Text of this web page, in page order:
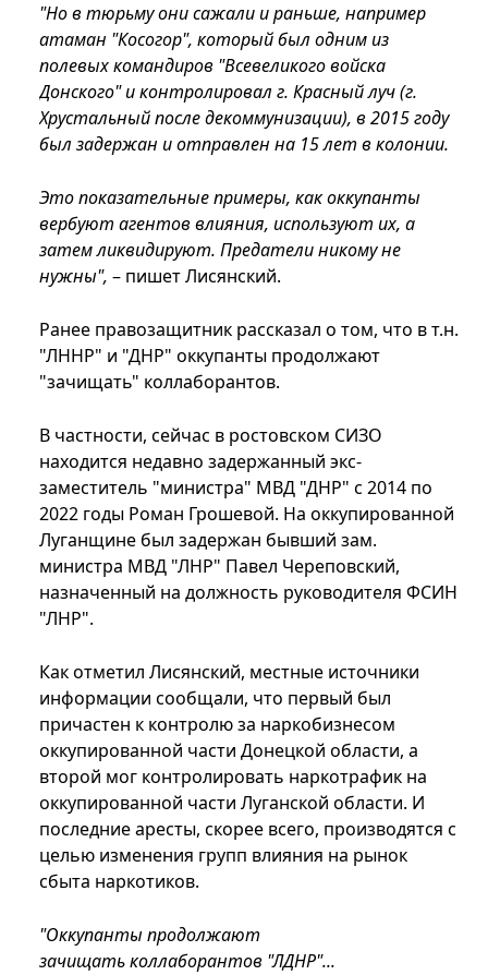
"Но в тюрьму они сажали и раньше, например
атаман "Косогор", который был одним из
полевых командиров "Всевеликого войска
Донского" и контролировал г. Красный луч (г.
Хрустальный после декоммунизации), в 2015 году
был задержан и отправлен на 15 лет в колонии.
Это показательные примеры, как оккупанты
вербуют агентов влияния, используют их, а
затем ликвидируют. Предатели никому не
нужны", – пишет Лисянский.
Ранее правозащитник рассказал о том, что в т.н.
"ЛННР" и "ДНР" оккупанты продолжают
"зачищать" коллаборантов.
В частности, сейчас в ростовском СИЗО
находится недавно задержанный экс-
заместитель "министра" МВД "ДНР" с 2014 по
2022 годы Роман Грошевой. На оккупированной
Луганщине был задержан бывший зам.
министра МВД "ЛНР" Павел Череповский,
назначенный на должность руководителя ФСИН
"ЛНР".
Как отметил Лисянский, местные источники
информации сообщали, что первый был
причастен к контролю за наркобизнесом
оккупированной части Донецкой области, а
второй мог контролировать наркотрафик на
оккупированной части Луганской области. И
последние аресты, скорее всего, производятся с
целью изменения групп влияния на рынок
сбыта наркотиков.
"Оккупанты продолжают
зачищать коллаборантов "ЛДНР"...